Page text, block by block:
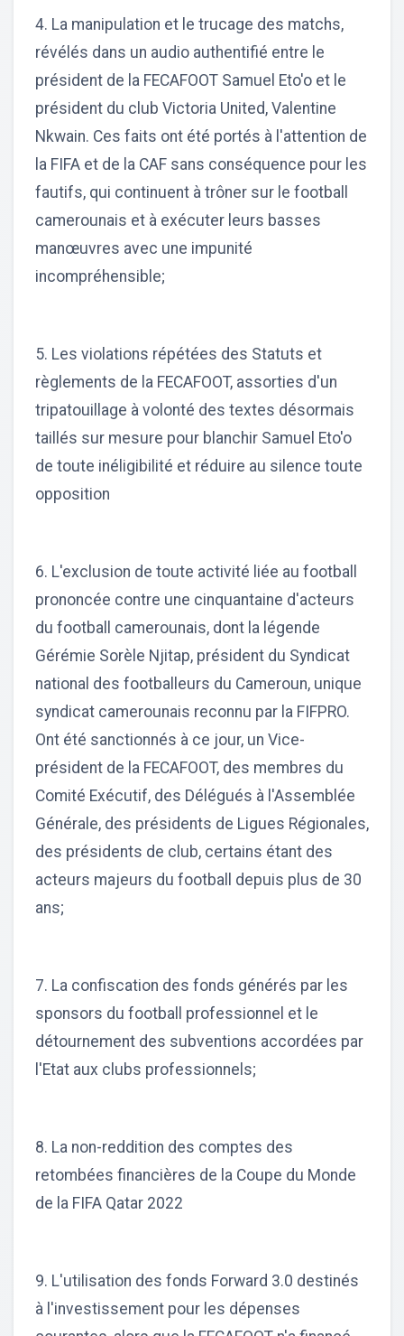
4. La manipulation et le trucage des matchs,
révélés dans un audio authentifié entre le
président de la FECAFOOT Samuel Eto'o et le
président du club Victoria United, Valentine
Nkwain. Ces faits ont été portés à l'attention de
la FIFA et de la CAF sans conséquence pour les
fautifs, qui continuent à trôner sur le football
camerounais et à exécuter leurs basses
manœuvres avec une impunité
incompréhensible;
5. Les violations répétées des Statuts et
règlements de la FECAFOOT, assorties d'un
tripatouillage à volonté des textes désormais
taillés sur mesure pour blanchir Samuel Eto'o
de toute inéligibilité et réduire au silence toute
opposition
6. L'exclusion de toute activité liée au football
prononcée contre une cinquantaine d'acteurs
du football camerounais, dont la légende
Gérémie Sorèle Njitap, président du Syndicat
national des footballeurs du Cameroun, unique
syndicat camerounais reconnu par la FIFPRO.
Ont été sanctionnés à ce jour, un Vice-
président de la FECAFOOT, des membres du
Comité Exécutif, des Délégués à l'Assemblée
Générale, des présidents de Ligues Régionales,
des présidents de club, certains étant des
acteurs majeurs du football depuis plus de 30
ans;
7. La confiscation des fonds générés par les
sponsors du football professionnel et le
détournement des subventions accordées par
l'Etat aux clubs professionnels;
8. La non-reddition des comptes des
retombées financières de la Coupe du Monde
de la FIFA Qatar 2022
9. L'utilisation des fonds Forward 3.0 destinés
à l'investissement pour les dépenses